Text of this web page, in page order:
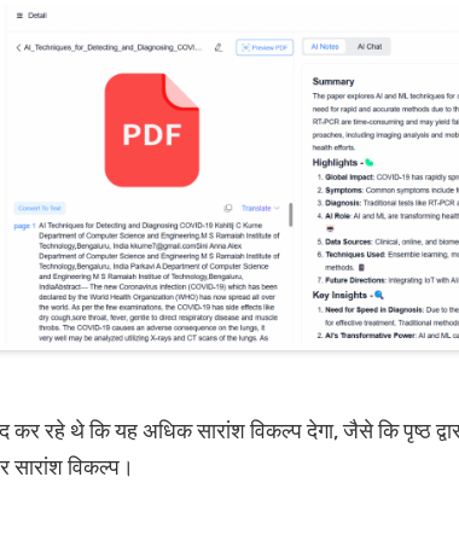
कर रहे थे कि यह अधिक सारांश विकल्प देगा, जैसे कि पृष्ठ
विकल्प।